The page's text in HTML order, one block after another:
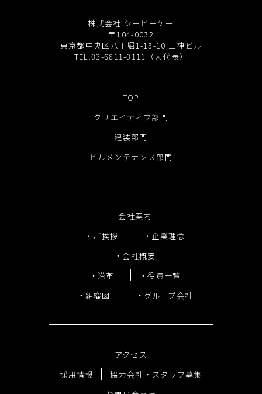
株式会社 シービーケー
〒104-0032
東京都中央区八丁堀1-13-10 三神ビル
TEL.03-6811-0111（大代表）
TOP
クリエイティブ部門
建装部門
ビルメンテナンス部門
会社案内
ご挨拶
企業理念
会社概要
沿革
役員一覧
組織図
グループ会社
アクセス
採用情報
協力会社・スタッフ募集